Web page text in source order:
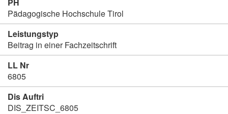
Pädagogische Hochschule Tirol
Leistungstyp
Beitrag in einer Fachzeitschrift
LL Nr
6805
Dis Auftri
DIS_ZEITSC_6805